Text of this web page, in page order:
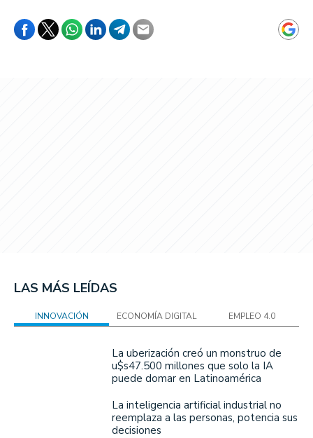
LAS MÁS LEÍDAS
INNOVACIÓN ECONOMÍA DIGITAL EMPLEO 4.0
La uberización creó un monstruo de
u$s47.500 millones que solo la IA
puede domar en Latinoamérica
La inteligencia artificial industrial no
reemplaza a las personas, potencia sus
decisiones